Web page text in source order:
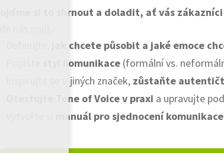
Pojďme si to shrnout a doladit, ať vás
jak chcete působit a jaké emoce
styl komunikace (formální vs.
Inspirujte se u jiných značek, zůstaňte
Otestujte Tone of Voice v praxi a upravujte
manuál pro sjednocení komunikace